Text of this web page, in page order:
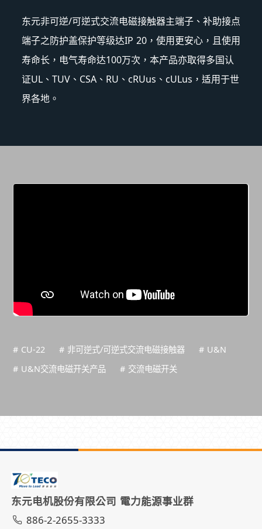
东元非可逆/可逆式交流电磁接触器主端子、补助接点
端子之防护盖保护等级达IP 20，使用更安心，且使用
寿命长，电气寿命达100万次，本产品亦取得多国认
证UL、TUV、CSA、RU、cRUus、cULus，适用于世
界各地。
# CU-22 # 非可逆式/可逆式交流电磁接触器
# U&N
# U&N交流电磁开关产品
# 交流电磁开关
东元电机股份有限公司 電力能源事业群
886-2-2655-3333